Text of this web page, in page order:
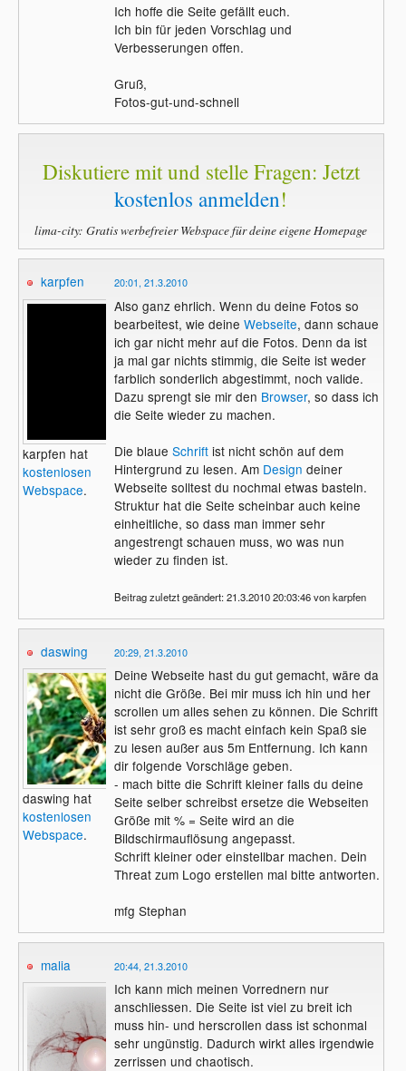
Ich hoffe die Seite gefällt euch.
Ich bin für jeden Vorschlag und
Verbesserungen offen.
Gruß,
Fotos-gut-und-schnell
Diskutiere mit und stelle Fragen: Jetzt
kostenlos anmelden!
lima-city: Gratis werbefreier Webspace für deine eigene Homepage
karpfen
karpfen hat
kostenlosen
Webspace.
20:01, 21.3.2010
Also ganz ehrlich. Wenn du deine Fotos so
bearbeitest, wie deine Webseite, dann schaue
ich gar nicht mehr auf die Fotos. Denn da ist
ja mal gar nichts stimmig, die Seite ist weder
farblich sonderlich abgestimmt, noch valide.
Dazu sprengt sie mir den Browser, so dass ich
die Seite wieder zu machen.
Die blaue Schriftist nicht schön auf dem
Hintergrund zu lesen. Am Design deiner
Webseite solltest du nochmal etwas basteln.
Struktur hat die Seite scheinbar auch keine
einheitliche, so dass man immer sehr
angestrengt schauen muss, wo was nun
wieder zu finden ist.
Beitrag zuletzt geändert: 21.3.2010 20:03:46 von karpfen
daswing
daswing hat
kostenlosen
Webspace.
20:29, 21.3.2010
Deine Webseite hast du gut gemacht, wäre da
nicht die Größe. Bei mir muss ich hin und her
scrollen um alles sehen zu können. Die Schrift
ist sehr groß es macht einfach kein Spaß sie
zu lesen außer aus 5m Entfernung. Ich kann
dir folgende Vorschläge geben.
- mach bitte die Schrift kleiner falls du deine
Seite selber schreibst ersetze die Webseiten
Größe mit % = Seite wird an die
Bildschirmauflösung angepasst.
Schrift kleiner oder einstellbar machen. Dein
Threat zum Logo erstellen mal bitte antworten.
mfg Stephan
malia 20:44, 21.3.2010
Ich kann mich meinen Vorrednern nur
anschliessen. Die Seite ist viel zu breit ich
muss hin- und herscrollen dass ist schonmal
sehr ungünstig. Dadurch wirkt alles irgendwie
zerrissen und chaotisch.